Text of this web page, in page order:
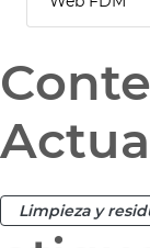
Limpieza y